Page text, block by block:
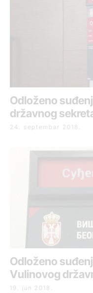
Odloženo
državnog
24. septembar 2018.
Odloženo
Vulinovog
19. jun 2018.